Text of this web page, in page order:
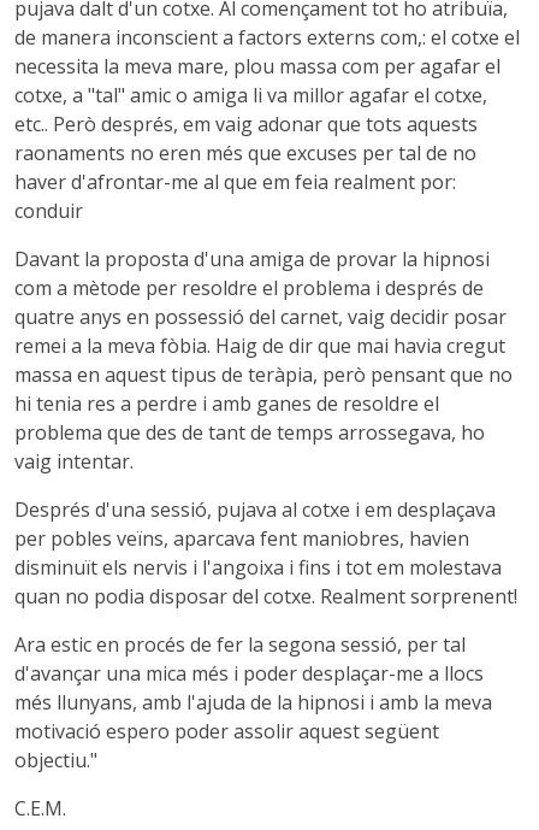
pujava dalt d'un cotxe. Al començament tot ho atribuïa,
de manera inconscient a factors externs com,: el cotxe el
necessita la meva mare, plou massa com per agafar el
cotxe, a "tal" amic o amiga li va millor agafar el cotxe,
etc.. Però després, em vaig adonar que tots aquests
raonaments no eren més que excuses per tal de no
haver d'afrontar-me al que em feia realment por:
conduir
Davant la proposta d'una amiga de provar la hipnosi
com a mètode per resoldre el problema i després de
quatre anys en possessió del carnet, vaig decidir posar
remei a la meva fòbia. Haig de dir que mai havia cregut
massa en aquest tipus de teràpia, però pensant que no
hi tenia res a perdre i amb ganes de resoldre el
problema que des de tant de temps arrossegava, ho
vaig intentar.
Després d'una sessió, pujava al cotxe i em desplaçava
per pobles veïns, aparcava fent maniobres, havien
disminuït els nervis i l'angoixa i fins i tot em molestava
quan no podia disposar del cotxe. Realment sorprenent!
Ara estic en procés de fer la segona sessió, per tal
d'avançar una mica més i poder desplaçar-me a llocs
més llunyans, amb l'ajuda de la hipnosi i amb la meva
motivació espero poder assolir aquest següent
objectiu."
C.E.M.